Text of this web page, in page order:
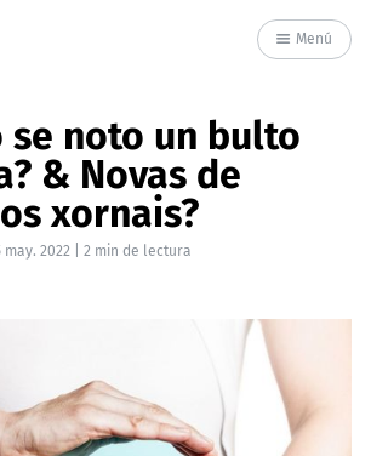
Menú
se noto un bulto
& Novas de
xornais?
may. 2022 | 2 min de lectura